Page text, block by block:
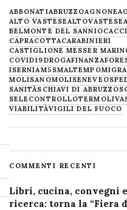
ABBONATIABRUZZOAGNONE
ALTO VASTESEALTOVASTESE
BELMONTE DEL SANNIO
CAPRACOTTACARABINIERI
CASTIGLIONE MESSER
COVID19DROGAFINANZA
ISERNIAM5SMALTEMPO
MOLISANOMOLISENEVE
SANITÀSCHIAVI DI ABRUZZO
SELECONTROLLOTERMOLI
VIABILITÀVIGILI DEL FUOCO
COMMENTI RECENTI
Libri, cucina, convegni
ricerca: torna la “Fiera